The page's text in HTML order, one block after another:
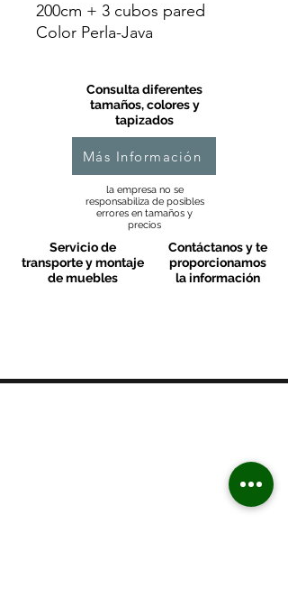
200cm + 3 cubos pared
Color Perla-Java
Consulta diferentes
tamaños, colores y
tapizados
Más Información
la empresa no se
responsabiliza de posibles
errores en tamaños y
precios
Servicio de
transporte y montaje
de muebles
Contáctanos y te
proporcionamos
la información